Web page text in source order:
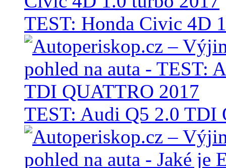
TEST: Honda Civic 4D
TEST: Audi Q5 2.0 TDI